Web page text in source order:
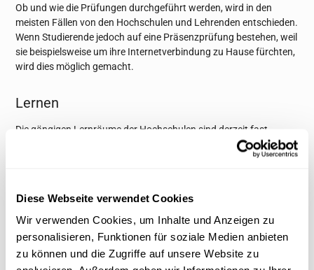
Diese Webseite verwendet Cookies
Wir verwenden Cookies, um Inhalte und Anzeigen zu
personalisieren, Funktionen für soziale Medien anbieten
zu können und die Zugriffe auf unsere Website zu
Ob und wie die Prüfungen durchgeführt werden, wird in den
meisten Fällen von den Hochschulen und Lehrenden entschieden.
Wenn Studierende jedoch auf eine Präsenzprüfung bestehen, weil
sie beispielsweise um ihre Internetverbindung zu Hause fürchten,
wird dies möglich gemacht.
Lernen
Die gängigen Lernräume der Hochschulen sind derzeit fast
überall geschlossen. So ist es Studierenden derzeit nicht möglich,
die Bibliotheken, Mensen oder PC-Räume der Unis aufzusuchen.
Daher finden auch diese Dinge aktuell in den meisten Fällen online
statt. Das erfordert natürlich ein hohes Maß an
Eigenverantwortung, Zeitmanagement, intrinsische Motivation
und Disziplin.